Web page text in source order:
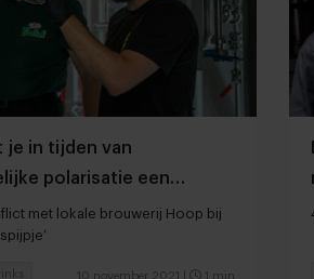
je in tijden van
polarisatie een
met lokale brouwerij Hoop bij
10 november 2021 1 min